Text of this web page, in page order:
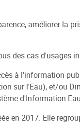
améliorer la
des cas d'usages
à l’information
sur l'Eau), et/ou
d'Information
en 2017. Elle